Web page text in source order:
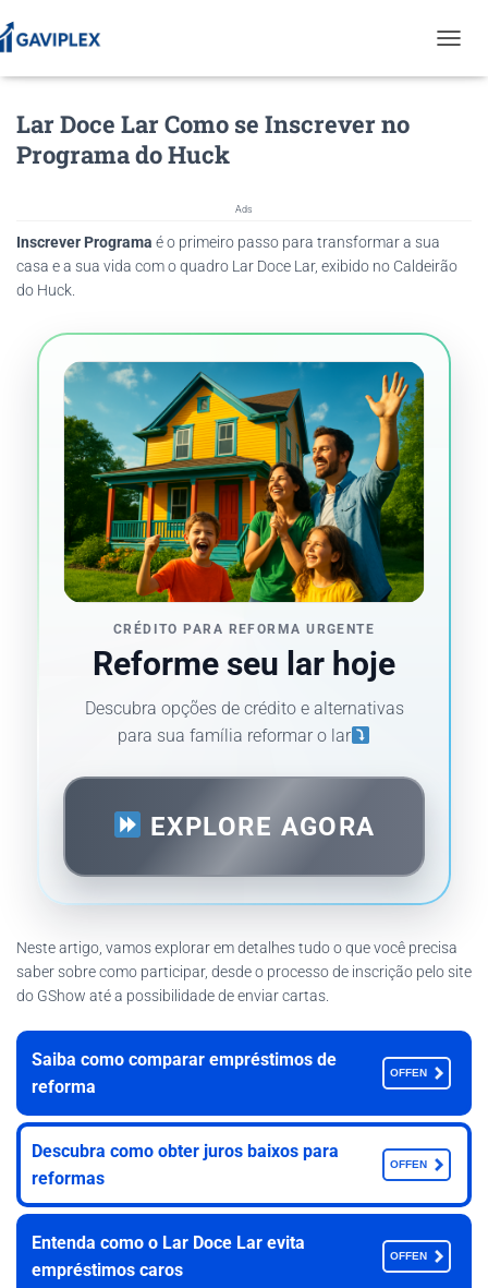
O
G
N
Lar Doce Lar Como se Inscrever no
Programa do Huck
Ads
Inscrever Programa é o primeiro passo para transformar a sua
casa e a sua vida com o quadro Lar Doce Lar, exibido no Caldeirão
do Huck.
CRÉDITO PARA REFORMA URGENTE
Reforme seu lar hoje
Descubra opções de crédito e alternativas
para sua família reformar o lar
EXPLORE AGORA
Neste artigo, vamos explorar em detalhes tudo o que você precisa
saber sobre como participar, desde o processo de inscrição pelo site
do GShow até a possibilidade de enviar cartas.
Saiba como comparar empréstimos de
reforma
OFFEN
Descubra como obter juros baixos para
reformas
OFFEN
Entenda como o Lar Doce Lar evita
empréstimos caros
OFFEN